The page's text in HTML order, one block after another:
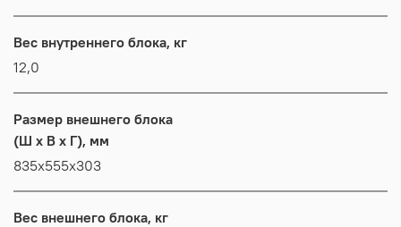
Вес внутреннего блока, кг
12,0
Размер внешнего блока
(Ш x В x Г), мм
835х555х303
Вес внешнего блока, кг